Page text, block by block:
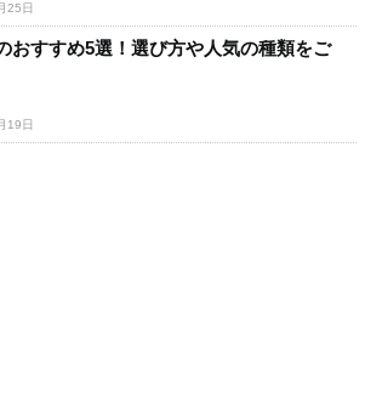
25日
おすすめ5選！選び方や人気の種類をご
19日